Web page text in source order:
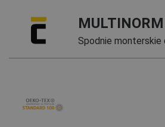
Spodnie monterskie